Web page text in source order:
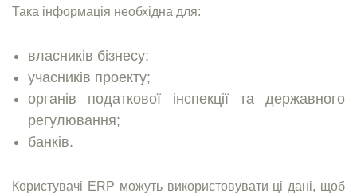
Така інформація необхідна для:
власників бізнесу;
учасників проекту;
органів податкової інспекції та державного
регулювання;
банків.
Користувачі ERP можуть використовувати ці дані, щоб